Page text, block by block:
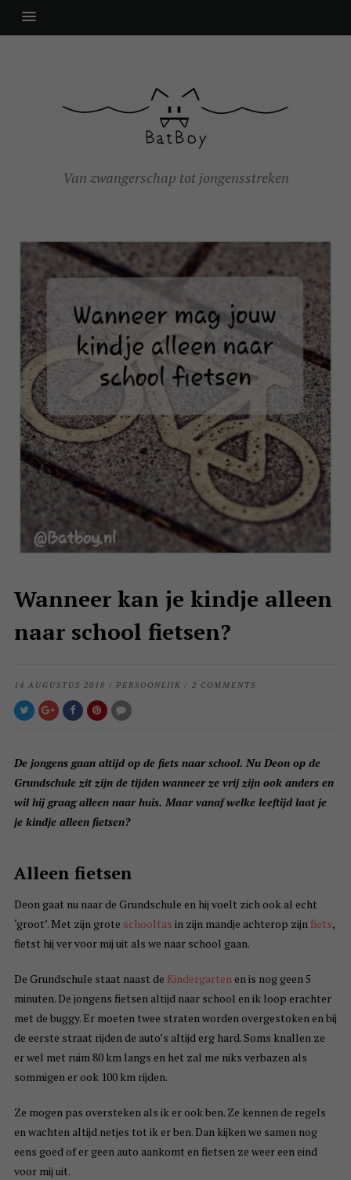
Van zwangerschap tot jongensstreken
Wanneer kan je kindje alleen
naar school fietsen?
14 AUGUSTUS 2018 / PERSOONLIJK / 2 COMMENTS
De jongens gaan altijd op de fiets naar school. Nu Deon op de
Grundschule zit zijn de tijden wanneer ze vrij zijn ook anders en
wil hij graag alleen naar huis. Maar vanaf welke leeftijd laat je
je kindje alleen fietsen?
Alleen fietsen
Deon gaat nu naar de Grundschule en hij voelt zich ook al echt
‘groot’. Met zijn grote schooltas in zijn mandje achterop zijn fiets,
fietst hij ver voor mij uit als we naar school gaan.
De Grundschule staat naast de Kindergartenen is nog geen 5
minuten. De jongens fietsen altijd naar school en ik loop erachter
met de buggy. Er moeten twee straten worden overgestoken en bij
de eerste straat rijden de auto’s altijd erg hard. Soms knallen ze
er wel met ruim 80 km langs en het zal me niks verbazen als
sommigen er ook 100 km rijden.
Ze mogen pas oversteken als ik er ook ben. Ze kennen de regels
en wachten altijd netjes tot ik er ben. Dan kijken we samen nog
eens goed of er geen auto aankomt en fietsen ze weer een eind
voor mij uit.